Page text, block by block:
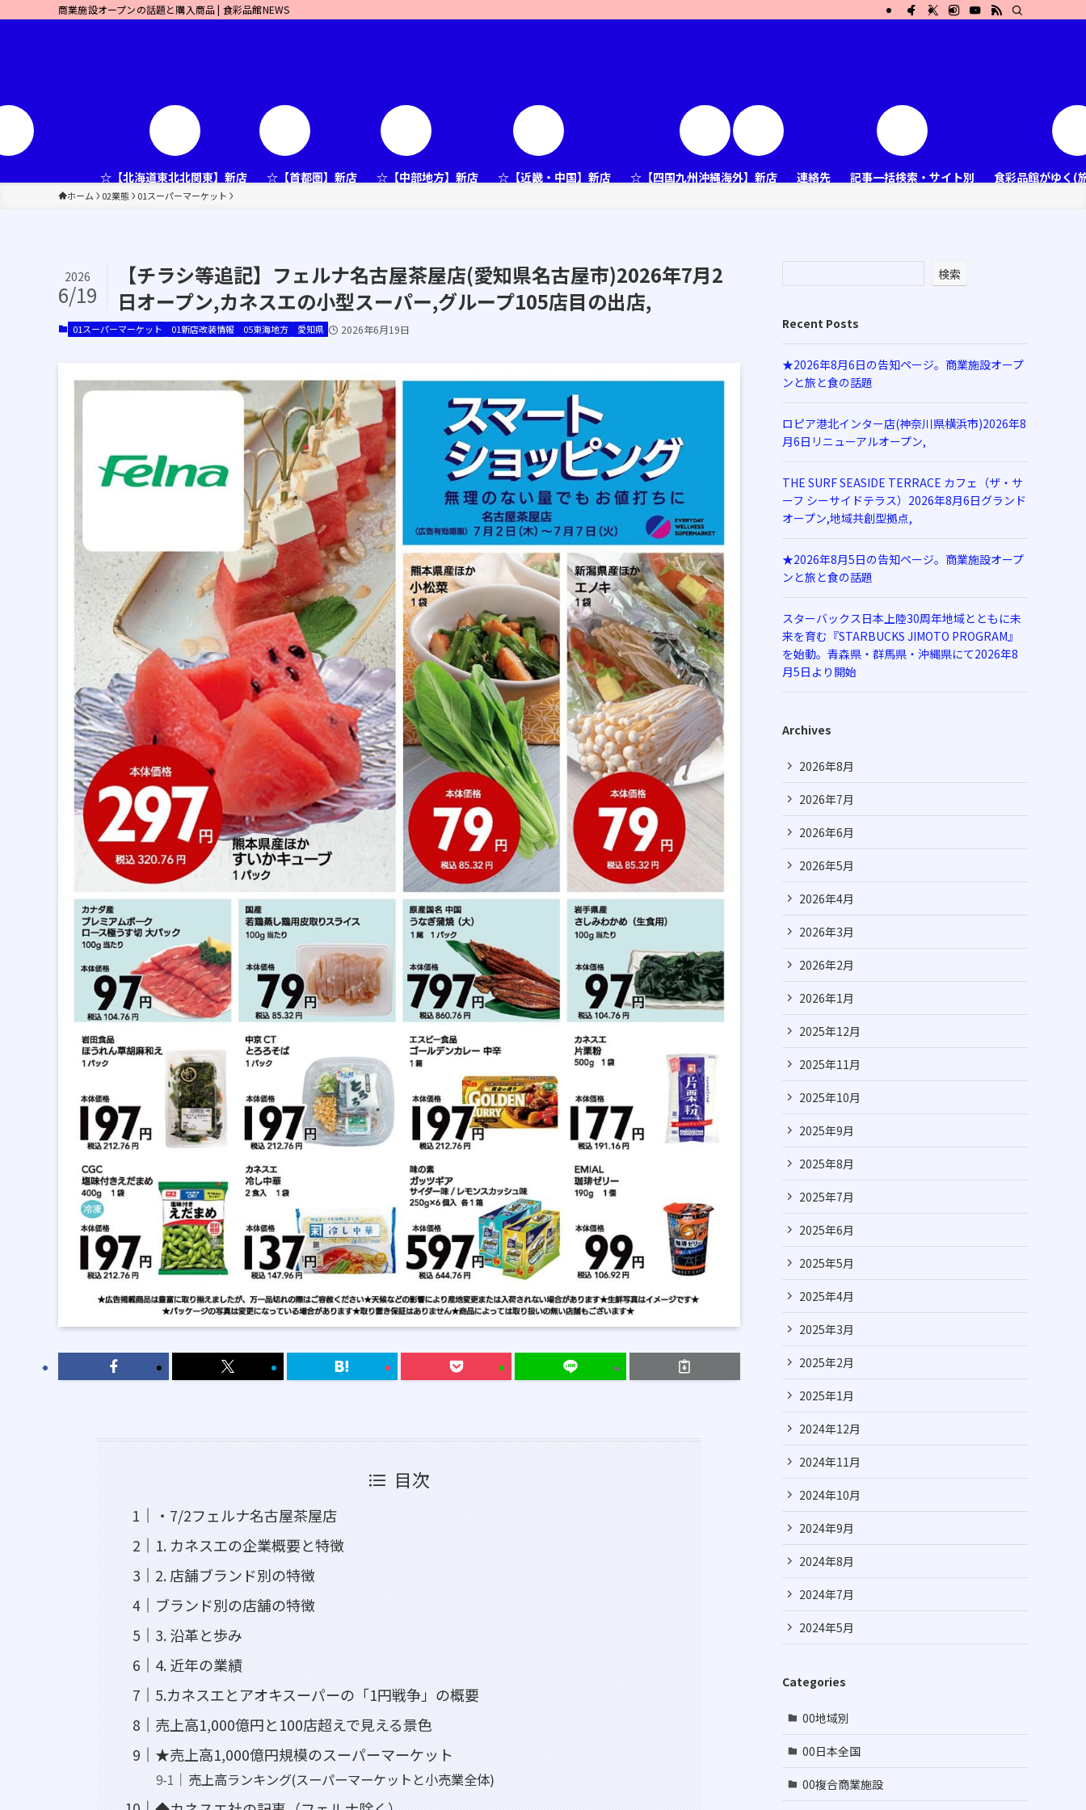
商業施設オープンの話題と購入商品 | 食彩品館NEWS
☆【北海道東北北関東】新店 ☆【首都圏】新店 ☆【中部地方】新店 ☆【近畿・中国】新店 ☆【四国九州沖縄海外】新店 連絡先 記事一括検索・サイト別 食彩品館がゆく(
ホーム 02業態 01スーパーマーケット
【チラシ等追記】フェルナ名古屋茶屋店(愛知県名古屋市)2026年7月2
日オープン,カネスエの小型スーパー,グループ105店目の出店,
2026
6/19
01スーパーマーケット 01新店改装情報 05東海地方 愛知県 2026年6月19日
目次
・7/2フェルナ名古屋茶屋店
1. カネスエの企業概要と特徴
2. 店舗ブランド別の特徴
ブランド別の店舗の特徴
3. 沿革と歩み
4. 近年の業績
5.カネスエとアオキスーパーの「1円戦争」の概要
売上高1,000億円と100店超えで見える景色
★売上高1,000億円規模のスーパーマーケット
売上高ランキング(スーパーマーケットと小売業全体)
検索
Recent Posts
★2026年8月6日の告知ページ。商業施設オープ
ンと旅と食の話題
ロピア港北インター店(神奈川県横浜市)2026年8
月6日リニューアルオープン,
THE SURF SEASIDE TERRACE カフェ（ザ・サ
ーフ シーサイドテラス）2026年8月6日グランド
オープン,地域共創型拠点,
★2026年8月5日の告知ページ。商業施設オープ
ンと旅と食の話題
スターバックス日本上陸30周年地域とともに未
来を育む『STARBUCKS JIMOTO PROGRAM』
を始動。青森県・群馬県・沖縄県にて2026年8
月5日より開始
Archives
2026年8月
2026年7月
2026年6月
2026年5月
2026年4月
2026年3月
2026年2月
2026年1月
2025年12月
2025年11月
2025年10月
2025年9月
2025年8月
2025年7月
2025年6月
2025年5月
2025年4月
2025年3月
2025年2月
2025年1月
2024年12月
2024年11月
2024年10月
2024年9月
2024年8月
2024年7月
2024年5月
Categories
00地域別
00日本全国
00複合商業施設